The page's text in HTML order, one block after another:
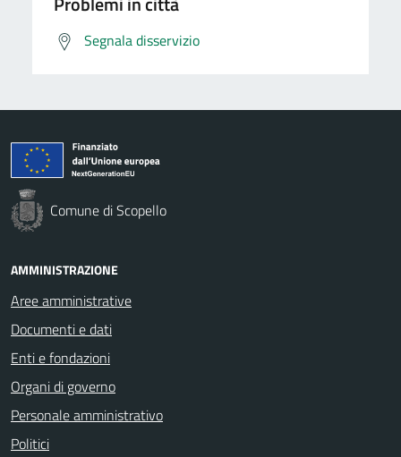
Segnala disservizio
Comune di Scopello
AMMINISTRAZIONE
Aree amministrative
Documenti e dati
Enti e fondazioni
Organi di governo
Personale amministrativo
Politici